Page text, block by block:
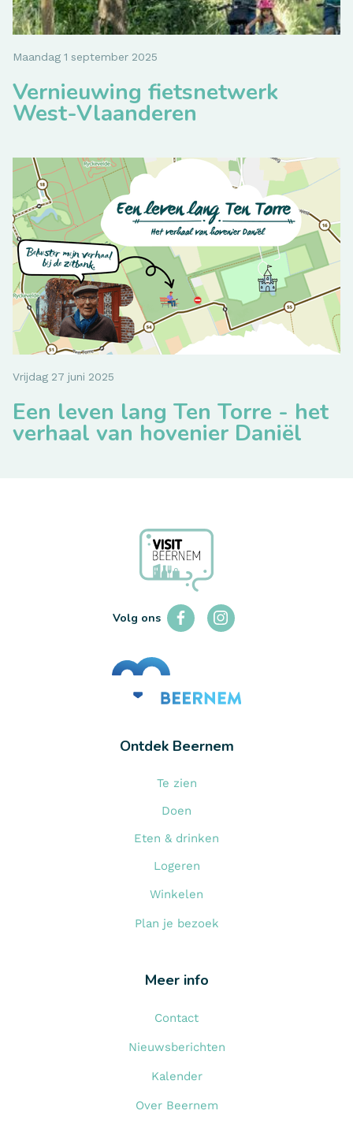
Maandag 1 september 2025
Vernieuwing fietsnetwerk
West-Vlaanderen
Vrijdag 27 juni 2025
Een leven lang Ten Torre - het
verhaal van hovenier Daniël
Volg ons
Ontdek Beernem
Te zien
Doen
Eten & drinken
Logeren
Winkelen
Plan je bezoek
Meer info
Contact
Nieuwsberichten
Kalender
Over Beernem